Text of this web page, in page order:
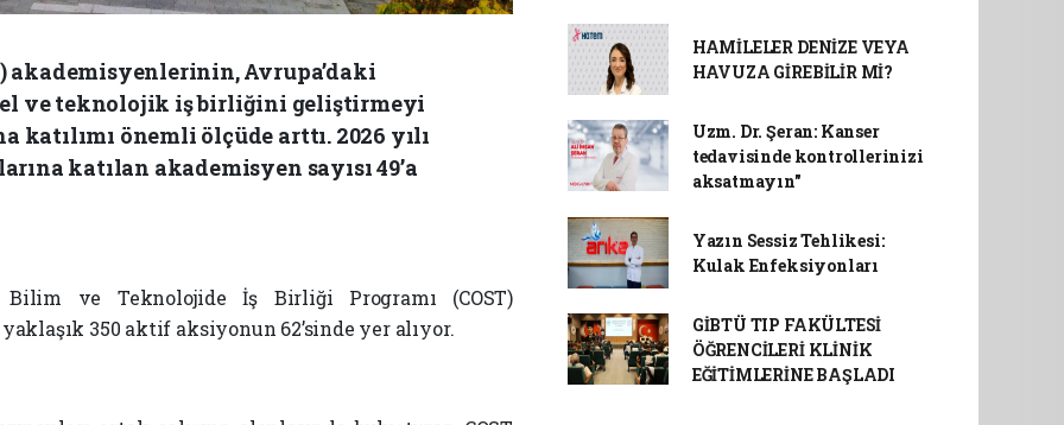
akademisyenlerinin, Avrupa’daki
ve teknolojik iş birliğini geliştirmeyi
katılımı önemli ölçüde arttı. 2026 yılı
katılan akademisyen sayısı 49’a
Bilim ve Teknolojide İş Birliği Programı (COST)
350 aktif aksiyonun 62’sinde yer alıyor.
HAMİLELER DENİZE VEYA
HAVUZA GİREBİLİR Mİ?
Uzm. Dr. Şeran: Kanser
tedavisinde kontrollerinizi
aksatmayın"
Yazın Sessiz Tehlikesi:
Kulak Enfeksiyonları
GİBTÜ TIP FAKÜLTESİ
ÖĞRENCİLERİ KLİNİK
EĞİTİMLERİNE BAŞLADI